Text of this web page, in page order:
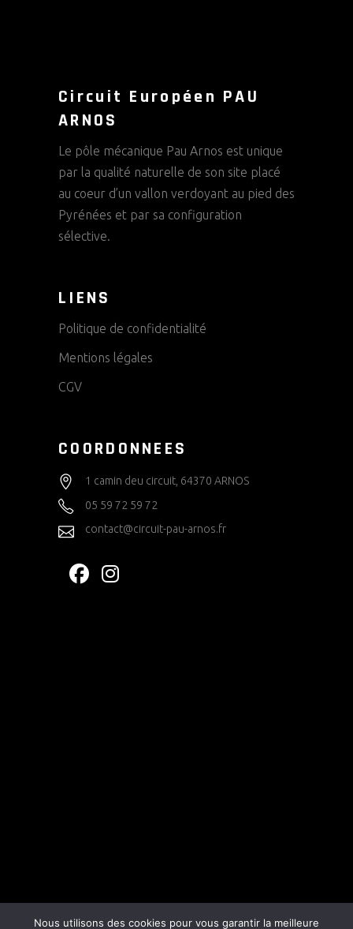
Circuit Européen PAU
ARNOS
Le pôle mécanique Pau Arnos est unique
par la qualité naturelle de son site placé
au coeur d’un vallon verdoyant au pied des
Pyrénées et par sa configuration
sélective.
LIENS
Politique de confidentialité
Mentions légales
CGV
COORDONNEES
1 camin deu circuit, 64370 ARNOS
05 59 72 59 72
contact@circuit-pau-arnos.fr
Nous utilisons des cookies pour vous garantir la meilleure